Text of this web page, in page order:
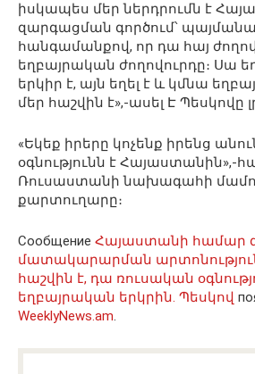
իսկապես մեր ներդրումն է
զարգացման գործում՝
հանգամանքով, որ դա հայ
եղբայրական ժողովուրդը։ Սա
երկիր է, այն եղել է և կմնա
մեր հաշվին է»,-ասել Է Պեսկովը
«Եկեք իրերը կոչենք իրենց
օգնությունն է Հայաստանին»,-
Ռուսաստանի նախագահի
քարտուղարը։
Сообщение Հայաստանի համար
մատակարարման
հաշվին է, դա ռուսական
եղբայրական երկրին. Պեսկով
WeeklyNews.am.